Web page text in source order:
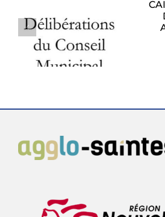
LE DIMANCHE
1ER AOUT A
BUSSAC